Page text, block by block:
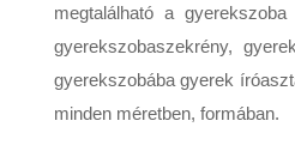
megtalálható a
gyerekszobaszekrény,
gyerekszobába gyerek
minden méretben, formában.